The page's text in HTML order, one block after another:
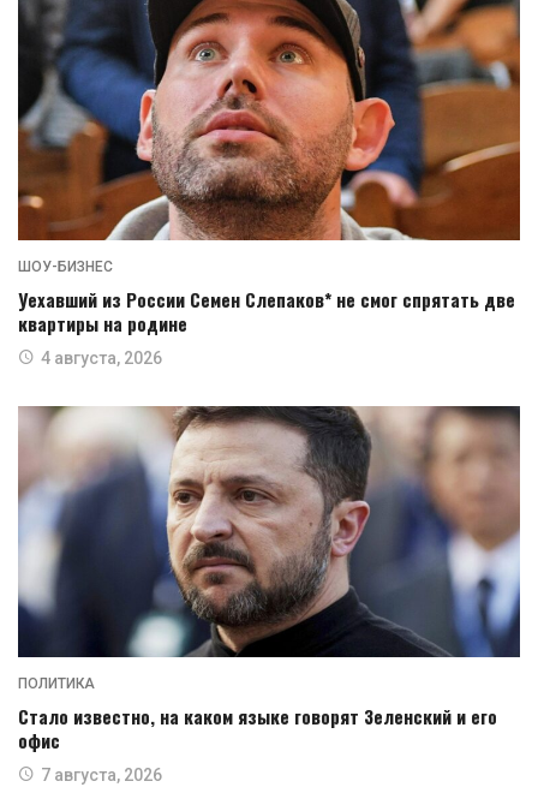
ШОУ-БИЗНЕС
Уехавший из России Семен Слепаков* не смог спрятать две
квартиры на родине
4 августа, 2026
ПОЛИТИКА
Стало известно, на каком языке говорят Зеленский и его
офис
7 августа, 2026